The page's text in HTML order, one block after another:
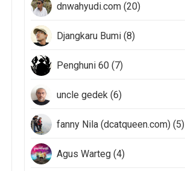
dnwahyudi.com (20)
Djangkaru Bumi (8)
Penghuni 60 (7)
uncle gedek (6)
fanny Nila (dcatqueen.com) (5)
Agus Warteg (4)